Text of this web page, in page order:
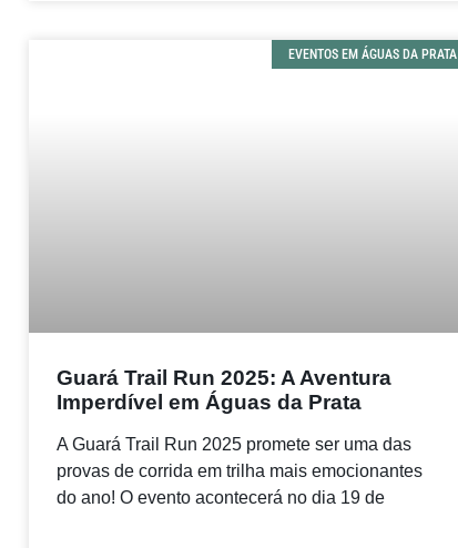
EVENTOS EM ÁGUAS DA PRATA
Guará Trail Run 2025: A Aventura
Imperdível em Águas da Prata
A Guará Trail Run 2025 promete ser uma das
provas de corrida em trilha mais emocionantes
do ano! O evento acontecerá no dia 19 de